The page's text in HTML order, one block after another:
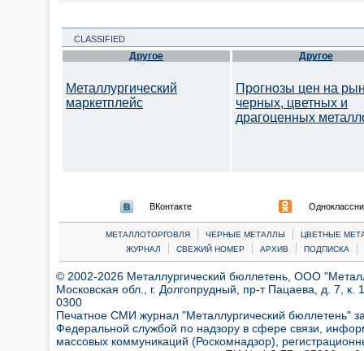
CLASSIFIED
Другое
Металлургический
маркетплейс
Другое
Прогнозы цен на
черных, цветных и
драгоценных
ВКонтакте
МЕТАЛЛОТОРГОВЛЯ | ЧЕРНЫЕ МЕТАЛЛЫ |
ЦВЕТНЫЕ
ЖУРНАЛ
| СВЕЖИЙ НОМЕР | АРХИВ | ПОДПИСКА |
© 2002-2026 Металлургический бюллетень, ООО
Московская обл., г. Долгопрудный, пр-т Пацаева, д. 7,
0300
Печатное СМИ журнал "Металлургический бюллетень"
Федеральной службой по надзору в сфере связи,
массовых коммуникаций (Роскомнадзор),